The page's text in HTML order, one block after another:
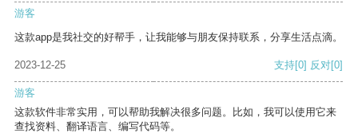
游客
这款app是我社交的好帮手，让我能够与朋友保持联系，分享生活点滴。
2023-12-25 支持[0] 反对[0]
游客
这款软件非常实用，可以帮助我解决很多问题。比如，我可以使用它来
查找资料、翻译语言、编写代码等。